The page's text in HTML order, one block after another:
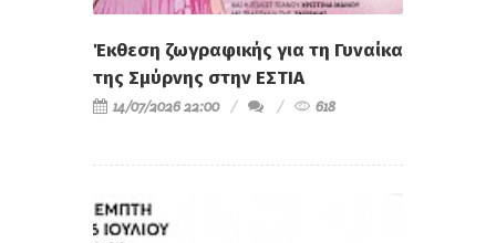
Έκθεση ζωγραφικής για τη Γυναίκα
της Σμύρνης στην ΕΣΤΙΑ
14/07/2026 22:00 618